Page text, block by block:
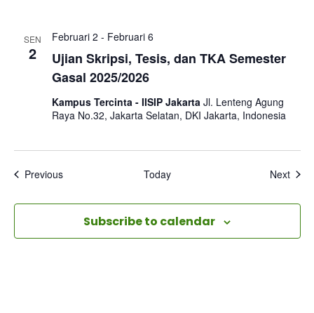
SEN
2
Ujian Skripsi, Tesis, dan TKA Semester
Gasal 2025/2026
Februari 2 - Februari 6
Kampus Tercinta - IISIP Jakarta Jl. Lenteng Agung
Raya No.32, Jakarta Selatan, DKI Jakarta, Indonesia
PreviousEvents Today Next
Subscribe to calendar